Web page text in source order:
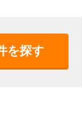
を探す